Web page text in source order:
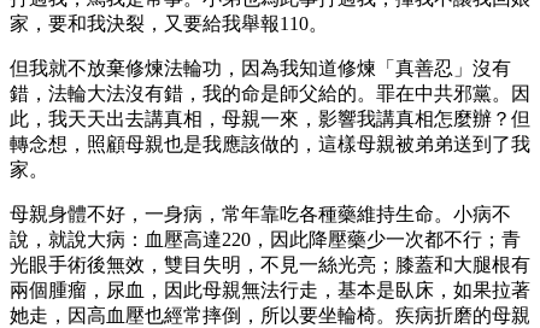
家，要和我決裂，又要給我舉報110。
但我就不放棄修煉法輪功，因為我知道修煉「真善忍」沒有
錯，法輪大法沒有錯，我的命是師父給的。罪在中共邪黨。因
此，我天天出去講真相，母親一來，影響我講真相怎麼辦？但
轉念想，照顧母親也是我應該做的，這樣母親被弟弟送到了我
家。
母親身體不好，一身病，常年靠吃各種藥維持生命。小病不
說，就說大病：血壓高達220，因此降壓藥少一次都不行；青
光眼手術後無效，雙目失明，不見一絲光亮；膝蓋和大腿根有
兩個腫瘤，尿血，因此母親無法行走，基本是臥床，如果拉著
她走，因高血壓也經常摔倒，所以要坐輪椅。疾病折磨的母親